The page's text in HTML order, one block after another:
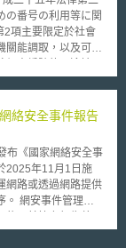
ice提出「Yes
申請。在歐洲也是
也有二件申請案，
經有些商標申請案
數人的驕傲。
の番号の利用等に関
能調取，以及可調
、汽車登記以及外籍
第4章第19條特定個
據「個人資料保護
法拘束力，類似我國
集特定個人編號，
施行。其他修正重
絡安全事件報告
布《國家網絡安全事
2025年11月1日施
網路或透過網路提供
辦
求網路安全、系統